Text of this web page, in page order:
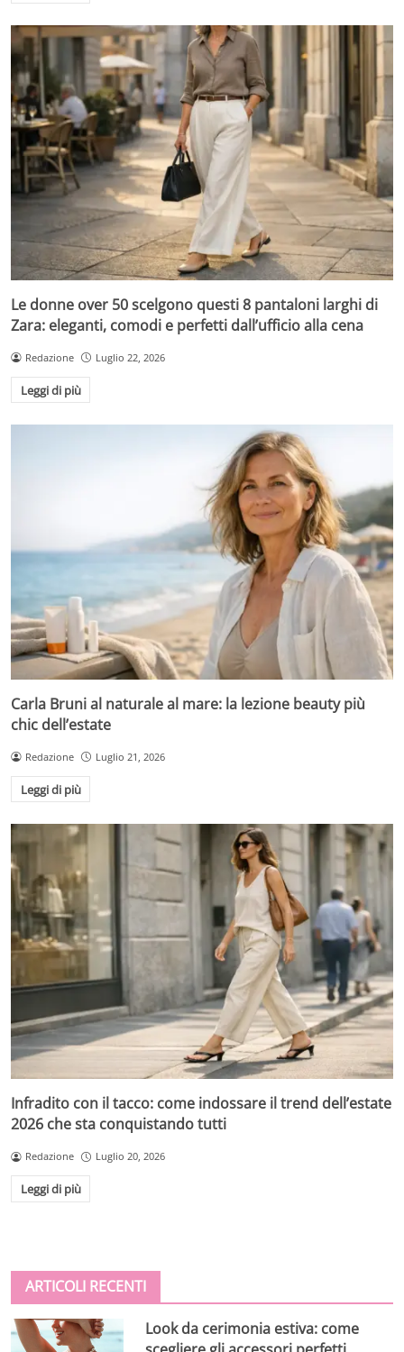
Le donne over 50 scelgono questi 8 pantaloni larghi di
Zara: eleganti, comodi e perfetti dall’ufficio alla cena
Redazione Luglio 22, 2026
Leggi di più
Carla Bruni al naturale al mare: la lezione beauty più
chic dell’estate
Redazione Luglio 21, 2026
Leggi di più
Infradito con il tacco: come indossare il trend dell’estate
2026 che sta conquistando tutti
Redazione Luglio 20, 2026
Leggi di più
ARTICOLI RECENTI
Look da cerimonia estiva: come